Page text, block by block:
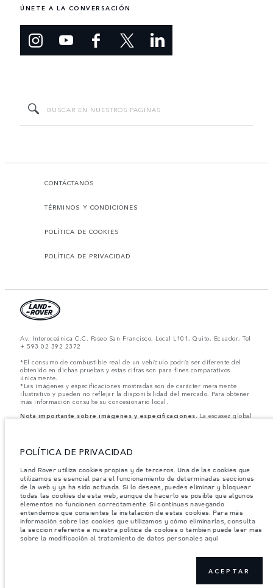
ÚNETE A LA CONVERSACIÓN
CONTÁCTANOS
TÉRMINOS Y CONDICIONES
POLÍTICA DE COOKIES
POLÍTICA DE PRIVACIDAD
Av. Interoceánica C.C. Paseo San Francisco, Local L101, Quito, Ecuador, Tel
+ 593 02 392 2372
*El consumo de combustible real de un vehículo podría ser diferente del
obtenido en dichas pruebas y estas cifras son para fines comparativos
únicamente.
*Las imágenes y especificaciones mostradas son de carácter meramente
ilustrativo y pueden no reflejar la disponibilidad del mercado. Para obtener
más información consulte su concesionario local.
Nota importante sobre imágenes y especificaciones. La escasez global
fotografías en este sitio web puede no reflejar completamente las
especificaciones disponibles de equipamientos, opcionales, versiones y
distribuidor de su preferencia, quien podrá dar a conocer las restricciones
actuales de nuestros vehículos y que no realicen un pedido basándose
únicamente en las especificaciones e imágenes mostradas en este sitio web.
Jaguar Land Rover Limited busca constantemente nuevas formas de mejorar
las especificaciones, el diseño y la producción de sus vehículos, piezas y
accesorios, por lo que se producen modificaciones de forma continua y sin
previo aviso. Según el modelo, algunas funciones serán opcionales o
vendrán incluidas de serie. La información, las especificaciones, los motores
y los colores que aparecen en esta página web se basan en las
pueden ser modificados sin previo aviso. Algunos vehículos se muestran con
disponibles en todos los mercados. Ponte en contacto con tu concesionario
POLÍTICA DE PRIVACIDAD
Land Rover utiliza cookies propias y de terceros. Una de las cookies que
utilizamos es esencial para el funcionamiento de determinadas secciones
de la web y ya ha sido activada. Si lo deseas, puedes eliminar y bloquear
todas las cookies de esta web, aunque de hacerlo es posible que algunos
elementos no funcionen correctamente. Si continuas navegando
entendemos que consientes la instalación de estas cookies. Para más
información sobre las cookies que utilizamos y cómo eliminarlas, consulta
la sección referente a nuestra política de cookies o también puede leer más
sobre la modificación al tratamiento de datos personales aquí
ACEPTAR